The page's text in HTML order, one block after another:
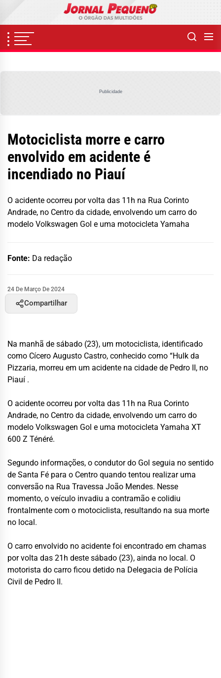
content
Publicidade
Motociclista morre e carro
envolvido em acidente é
incendiado no Piauí
O acidente ocorreu por volta das 11h na Rua Corinto
Andrade, no Centro da cidade, envolvendo um carro do
modelo Volkswagen Gol e uma motocicleta Yamaha
Fonte: Da redação
24 De Março De 2024
Compartilhar
Na manhã de sábado (23), um motociclista, identificado
como Cícero Augusto Castro, conhecido como “Hulk da
Pizzaria, morreu em um acidente na cidade de Pedro II, no
Piauí .
O acidente ocorreu por volta das 11h na Rua Corinto
Andrade, no Centro da cidade, envolvendo um carro do
modelo Volkswagen Gol e uma motocicleta Yamaha XT
600 Z Ténéré.
Segundo informações, o condutor do Gol seguia no sentido
de Santa Fé para o Centro quando tentou realizar uma
conversão na Rua Travessa João Mendes. Nesse
momento, o veículo invadiu a contramão e colidiu
frontalmente com o motociclista, resultando na sua morte
no local.
O carro envolvido no acidente foi encontrado em chamas
por volta das 21h deste sábado (23), ainda no local. O
motorista do carro ficou detido na Delegacia de Polícia
Civil de Pedro II.